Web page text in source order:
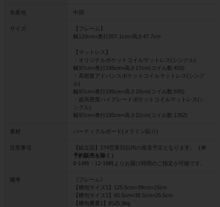
生産地 中国
サイズ
【フレーム】
幅120cm×奥行207.1cm×高さ47.7cm
【マットレス】
・オリジナルポケットコイルマットレス(シングル)
幅97cm×奥行195cm×高さ17cm(コイル数:450)
・高密度アドバンスポケットコイルマットレス(シング
ル)
幅97cm×奥行195cm×高さ20cm(コイル数:595)
・超高密度ハイグレードポケットコイルマットレス(シ
ングル)
幅97cm×奥行195cm×高さ22cm(コイル数:1352)
素材 パーティクルボード(メラミン貼り)
注意事項 【組立品】1?4営業日以内の発送予定となります。
（※
予約販売を除く）
8-14時・12-18時よりお届け時間のご指定が可能です。
備考
《フレーム》
【梱包サイズ1】125.5cm×39cm×15cm
【梱包サイズ2】65.5cm×38.5cm×25.5cm
【梱包重量1】約25.9kg